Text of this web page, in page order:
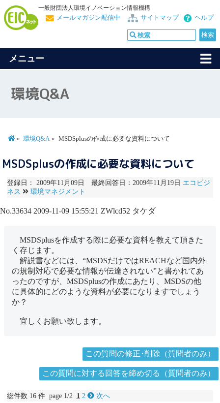
一般財団法人環境イノベーション情報機構
ヘルプ
サイトマップ
メールマガジン配信中
メニュー
環境Q&A
環境Q&A MSDSplusの作成に必要な資料について
MSDSplusの作成に必要な資料について
登録日： 2009年11月09日 最終回答日：2009年11月19日 エコビジ
ネス
環境マネジメント
No.33634 2009-11-09 15:55:21 ZWlcd52 タケダ
MSDSplusを作成する際に必要な資料を教えて頂きた
く存じます。
解説書などには、“MSDSだけではREACHなど国内外
の規制対応で必要な情報が伝達されない”と書かれてあ
ったのですが、MSDSplusの作成にあたり、MSDSの他
に具体的にどのような資料が必要になりますでしょう
か？
宜しくお願い致します。
この質問の修正･削除（質問者のみ）
この質問に対する回答を締め切る（質問者のみ）
総件数 16 件 page 1/2 1 2 次へ